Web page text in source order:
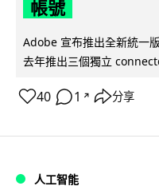
帳號
Adobe 宣布推出全新統一
去年推出三個獨立
40 1 ↗ 分享
人工智能